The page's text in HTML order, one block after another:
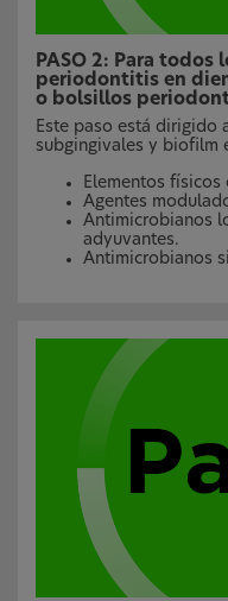
PASO 2: Para todos
periodontitis en
o bolsillos
Este paso está dirigido
subgingivales y biofilm
Elementos
Agentes
Antimicrobianos
adyuvantes.
Antimicrobianos